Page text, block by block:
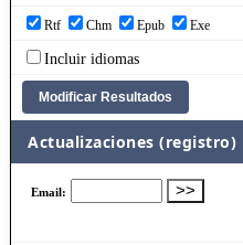
Rtf Chm Epub Exe
Incluir idiomas
Actualizaciones (registro)